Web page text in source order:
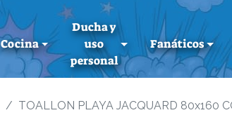
Cocina
Ducha y
uso
personal
Fanáticos
TOALLON PLAYA JACQUARD 80x160